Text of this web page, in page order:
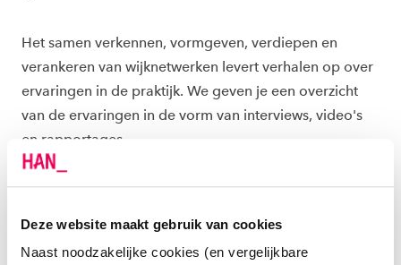
Deze website maakt gebruik van cookies
Naast noodzakelijke cookies (en vergelijkbare
Het samen verkennen, vormgeven, verdiepen en
verankeren van wijknetwerken levert verhalen op over
ervaringen in de praktijk. We geven je een overzicht
van de ervaringen in de vorm van interviews, video's
en rapportages.
ERVARINGEN UIT DE PRAKTIJK
Interviews